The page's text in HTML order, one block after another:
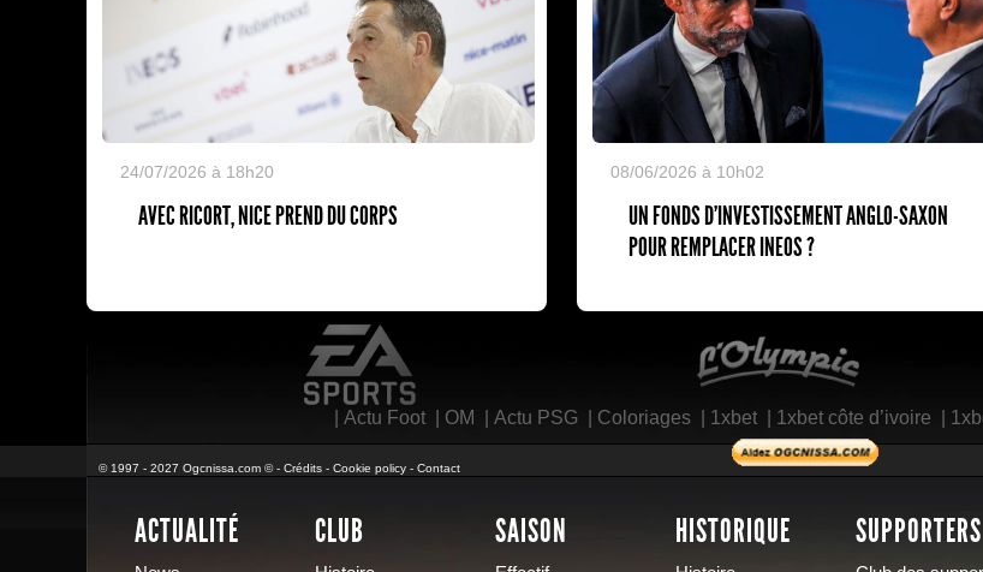
24/07/2026 à 18h20
AVEC RICORT, NICE PREND DU CORPS
08/06/2026 à 10h02
UN FONDS D'INVESTISSEMENT ANGLO-SAXON
POUR REMPLACER INEOS ?
Actu Foot| OM Actu PSG| Coloriages| 1xbet| 1xbet côte d’ivoire
© 1997 - 2027 Ogcnissa.com © - Crédits - Cookie policy - Contact
ACTUALITÉ CLUB SAISON HISTORIQUE SUPPORTERS